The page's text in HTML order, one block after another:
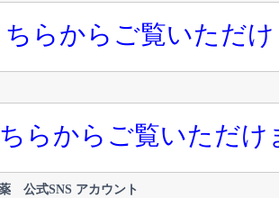
ちらからご覧いただ
らからご覧いただけ
公式SNS アカウント